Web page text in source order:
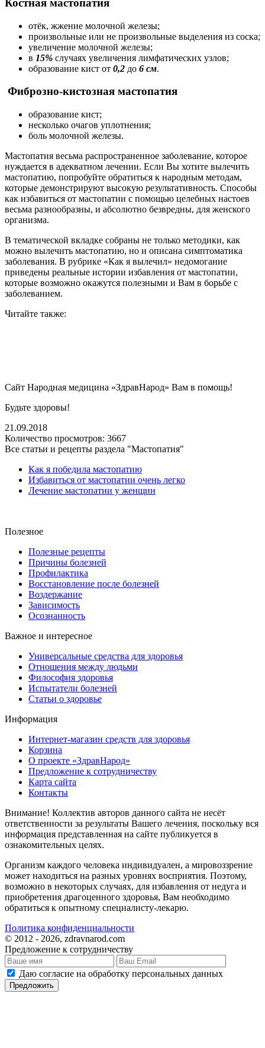
Костная мастопатия
отёк, жжение молочной железы;
произвольные или не произвольные выделения из соска;
увеличение молочной железы;
в 15% случаях увеличения лимфатических узлов;
образование кист от 0,2 до 6 см.
Фиброзно-кистозная мастопатия
образование кист;
несколько очагов уплотнения;
боль молочной железы.
Мастопатия весьма распространенное заболевание, которое
нуждается в адекватном лечении. Если Вы хотите вылечить
мастопатию, попробуйте обратиться к народным методам,
которые демонстрируют высокую результативность. Способы
как избавиться от мастопатии с помощью целебных настоев
весьма разнообразны, и абсолютно безвредны, для женского
организма.
В тематической вкладке собраны не только методики, как
можно вылечить мастопатию, но и описана симптоматика
заболевания. В рубрике «Как я вылечил» недомогание
приведены реальные истории избавления от мастопатии,
которые возможно окажутся полезными и Вам в борьбе с
заболеванием.
Читайте также:
Сайт Народная медицина «ЗдравНарод» Вам в помощь!
Будьте здоровы!
21.09.2018
Количество просмотров: 3667
Все статьи и рецепты раздела "Мастопатия"
Как я победила мастопатию
Избавиться от мастопатии очень легко
Лечение мастопатии у женщин
Полезное
Полезные рецепты
Причины болезней
Профилактика
Восстановление после болезней
Воздержание
Зависимость
Осознанность
Важное и интересное
Универсальные средства для здоровья
Отношения между людьми
Философия здоровья
Испытатели болезней
Статьи о здоровье
Информация
Интернет-магазин средств для здоровья
Корзина
О проекте «ЗдравНарод»
Предложение к сотрудничеству
Карта сайта
Контакты
Внимание! Коллектив авторов данного сайта не несёт
ответственности за результаты Вашего лечения, поскольку вся
информация представленная на сайте публикуется в
ознакомительных целях.
Организм каждого человека индивидуален, а мировоззрение
может находиться на разных уровнях восприятия. Поэтому,
возможно в некоторых случаях, для избавления от недуга и
приобретения драгоценного здоровья, Вам необходимо
обратиться к опытному специалисту-лекарю.
Политика конфиденциальности
© 2012 - 2026, zdravnarod.com
Предложение к сотрудничеству
Даю согласие на обработку персональных данных